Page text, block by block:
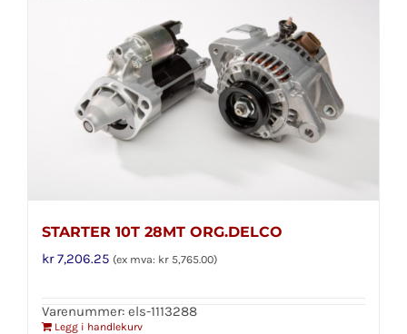
STARTER 10T 28MT ORG.DELCO
kr7,206.25 (ex mva: kr 5,765.00)
Varenummer: els-1113288
Legg i handlekurv